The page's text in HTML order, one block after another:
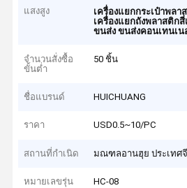
ของขนของขนของขนของขนของข
ของขนของขนของขนของข
แสงสูง เครื่องแยกกระเป๋าพล
เครื่องแยกถังพลาสติก
ขนส่ง ขนส่งคอนเทนเน
จำนวนสั่งซื้อ
ขั้นต่ำ
50 ชิ้น
ชื่อแบรนด์ HUICHUANG
ราคา USD0.5~10/PC
สถานที่กำเนิด มณฑลอานฮุย ประเทศ
หมายเลขรุ่น HC-08